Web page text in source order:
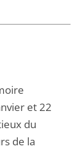
et 22
du
de la